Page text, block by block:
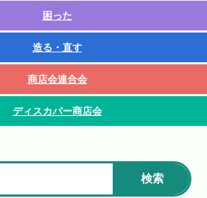
困った
造る・直す
商店会連合会
ディスカバー商店会
検索